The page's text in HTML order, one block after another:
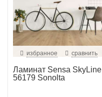
избранное сравнить
Ламинат Sensa SkyLine
56179 Sonolta